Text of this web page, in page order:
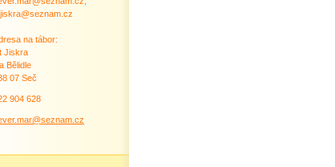
na tábor:
Jiskra
Bělidle
07 Seč
904 628